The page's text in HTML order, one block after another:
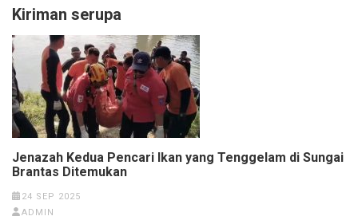
Kiriman serupa
Jenazah Kedua Pencari Ikan yang Tenggelam di Sungai
Brantas Ditemukan
24 SEP 2025
ADMIN